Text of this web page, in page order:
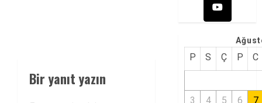
Bir yanıt yazın
P S Ç P C
3 4 5 6
7